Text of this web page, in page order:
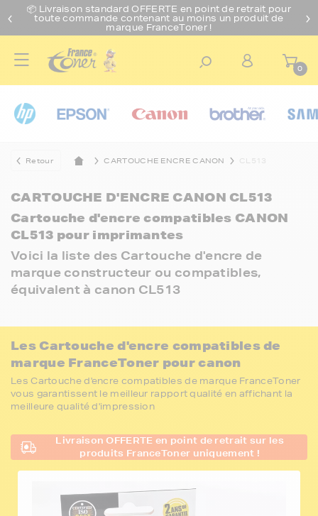
📦 Livraison standard OFFERTE en point de retrait pour
toute commande contenant au moins un produit de
marque FranceToner !
0
Retour CARTOUCHE ENCRE CANON CL513
CARTOUCHE D'ENCRE CANON CL513
Cartouche d'encre compatibles CANON
CL513 pour imprimantes
Voici la liste des Cartouche d'encre de
marque constructeur ou compatibles,
équivalent à canon CL513
Les Cartouche d'encre compatibles de
marque FranceToner pour canon
Les Cartouche d'encre compatibles de marque FranceToner
vous garantissent le meilleur rapport qualité en affichant la
meilleure qualité d'impression
Livraison OFFERTE en point de retrait sur les
produits FranceToner uniquement !